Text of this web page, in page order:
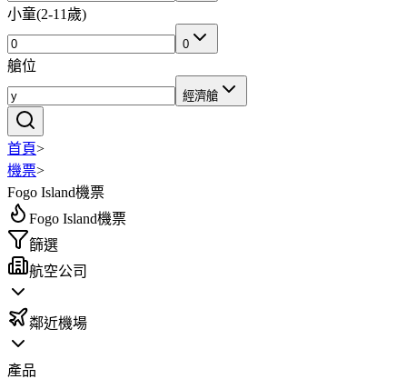
小童(2-11歲)
0
艙位
經濟艙
首頁>
機票>
Fogo Island機票
Fogo Island機票
篩選
航空公司
鄰近機場
產品